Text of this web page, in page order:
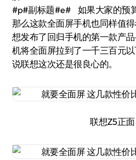
#p#副标题#e# 如果大家的预
那么这款全面屏手机也同样值
想发布了回归手机的第一款产
机将全面屏拉到了一千三百元
说联想这次还是很良心的。
联想Z5正面